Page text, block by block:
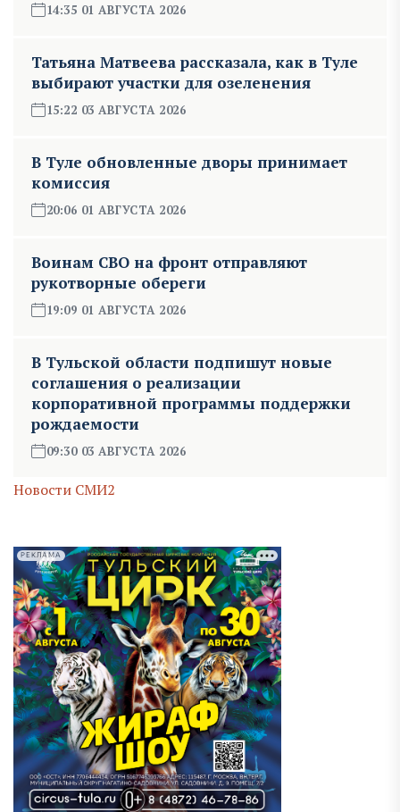
14:35 01 АВГУСТА 2026
Татьяна Матвеева рассказала, как в Туле
выбирают участки для озеленения
15:22 03 АВГУСТА 2026
В Туле обновленные дворы принимает
комиссия
20:06 01 АВГУСТА 2026
Воинам СВО на фронт отправляют
рукотворные обереги
19:09 01 АВГУСТА 2026
В Тульской области подпишут новые
соглашения о реализации
корпоративной программы поддержки
рождаемости
09:30 03 АВГУСТА 2026
Новости СМИ2
РЕКЛАМА